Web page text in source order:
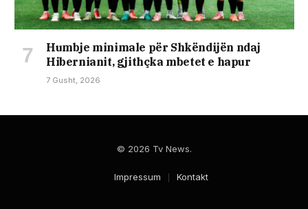
Humbje minimale për Shkëndijën ndaj
Hibernianit, gjithçka mbetet e hapur
7 Gusht, 2026
© 2026 Tv News.
Impressum Kontakt